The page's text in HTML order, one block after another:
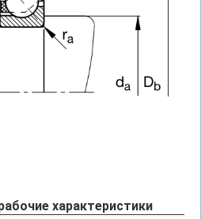
характеристики